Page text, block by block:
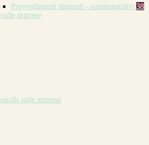
Provvedimenti dirigenti - amministrativi 38
imprese
sulle imprese